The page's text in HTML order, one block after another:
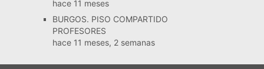
hace 11 meses
BURGOS. PISO COMPARTIDO
PROFESORES
hace 11 meses, 2 semanas